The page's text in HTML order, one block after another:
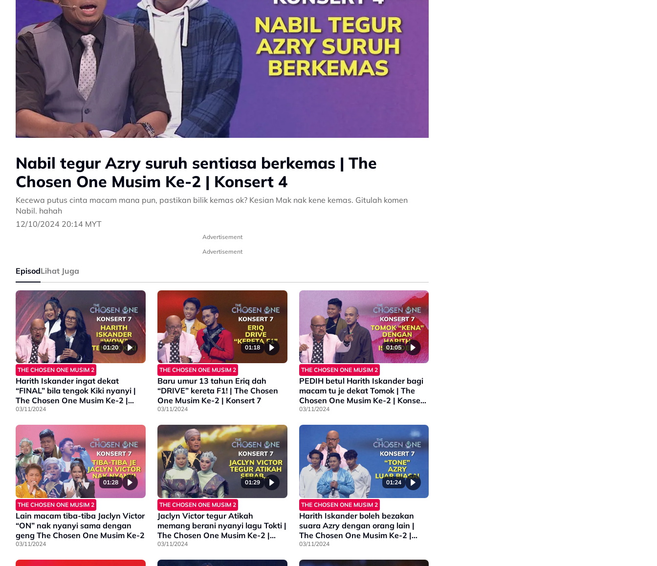
Nabil tegur Azry suruh sentiasa berkemas | The
Chosen One Musim Ke-2 | Konsert 4
Kecewa putus cinta macam mana pun, pastikan bilik kemas ok? Kesian Mak nak kene kemas. Gitulah komen
Nabil. hahah
12/10/2024 20:14 MYT
Advertisement
Advertisement
EpisodLihat Juga
01:20
THE CHOSEN ONE MUSIM 2
Harith Iskander ingat dekat
“FINAL” bila tengok Kiki nyanyi |
The Chosen One Musim Ke-2 |
Konsert 7
03/11/2024
01:18
THE CHOSEN ONE MUSIM 2
Baru umur 13 tahun Eriq dah
“DRIVE” kereta F1! | The Chosen
One Musim Ke-2 | Konsert 7
03/11/2024
01:05
THE CHOSEN ONE MUSIM 2
PEDIH betul Harith Iskander bagi
macam tu je dekat Tomok | The
Chosen One Musim Ke-2 | Konsert
7
03/11/2024
01:28
THE CHOSEN ONE MUSIM 2
Lain macam tiba-tiba Jaclyn Victor
“ON” nak nyanyi sama dengan
geng The Chosen One Musim Ke-2
03/11/2024
01:29
THE CHOSEN ONE MUSIM 2
Jaclyn Victor tegur Atikah
memang berani nyanyi lagu Tokti |
The Chosen One Musim Ke-2 |
Konsert 7
03/11/2024
01:24
THE CHOSEN ONE MUSIM 2
Harith Iskander boleh bezakan
suara Azry dengan orang lain |
The Chosen One Musim Ke-2 |
Konsert 7
03/11/2024